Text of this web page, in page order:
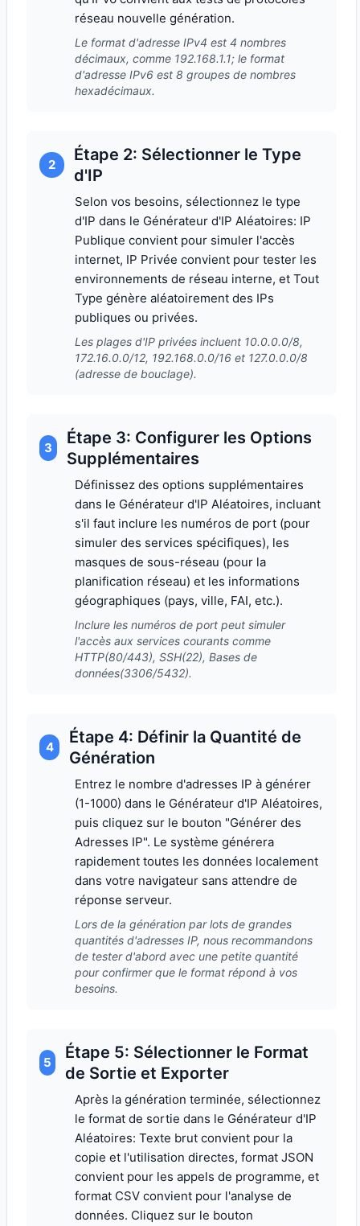
réseau nouvelle génération.
Le format d'adresse IPv4 est 4 nombres
décimaux, comme 192.168.1.1; le format
d'adresse IPv6 est 8 groupes de nombres
hexadécimaux.
2
Étape 2: Sélectionner le Type
d'IP
Selon vos besoins, sélectionnez le type
d'IP dans le Générateur d'IP Aléatoires: IP
Publique convient pour simuler l'accès
internet, IP Privée convient pour tester les
environnements de réseau interne, et Tout
Type génère aléatoirement des IPs
publiques ou privées.
Les plages d'IP privées incluent 10.0.0.0/8,
172.16.0.0/12, 192.168.0.0/16 et 127.0.0.0/8
(adresse de bouclage).
3
Étape 3: Configurer les Options
Supplémentaires
Définissez des options supplémentaires
dans le Générateur d'IP Aléatoires, incluant
s'il faut inclure les numéros de port (pour
simuler des services spécifiques), les
masques de sous-réseau (pour la
planification réseau) et les informations
géographiques (pays, ville, FAI, etc.).
Inclure les numéros de port peut simuler
l'accès aux services courants comme
HTTP(80/443), SSH(22), Bases de
données(3306/5432).
4
Étape 4: Définir la Quantité de
Génération
Entrez le nombre d'adresses IP à générer
(1-1000) dans le Générateur d'IP Aléatoires,
puis cliquez sur le bouton "Générer des
Adresses IP". Le système générera
rapidement toutes les données localement
dans votre navigateur sans attendre de
réponse serveur.
Lors de la génération par lots de grandes
quantités d'adresses IP, nous recommandons
de tester d'abord avec une petite quantité
pour confirmer que le format répond à vos
besoins.
5
Étape 5: Sélectionner le Format
de Sortie et Exporter
Après la génération terminée, sélectionnez
le format de sortie dans le Générateur d'IP
Aléatoires: Texte brut convient pour la
copie et l'utilisation directes, format JSON
convient pour les appels de programme, et
format CSV convient pour l'analyse de
données. Cliquez sur le bouton